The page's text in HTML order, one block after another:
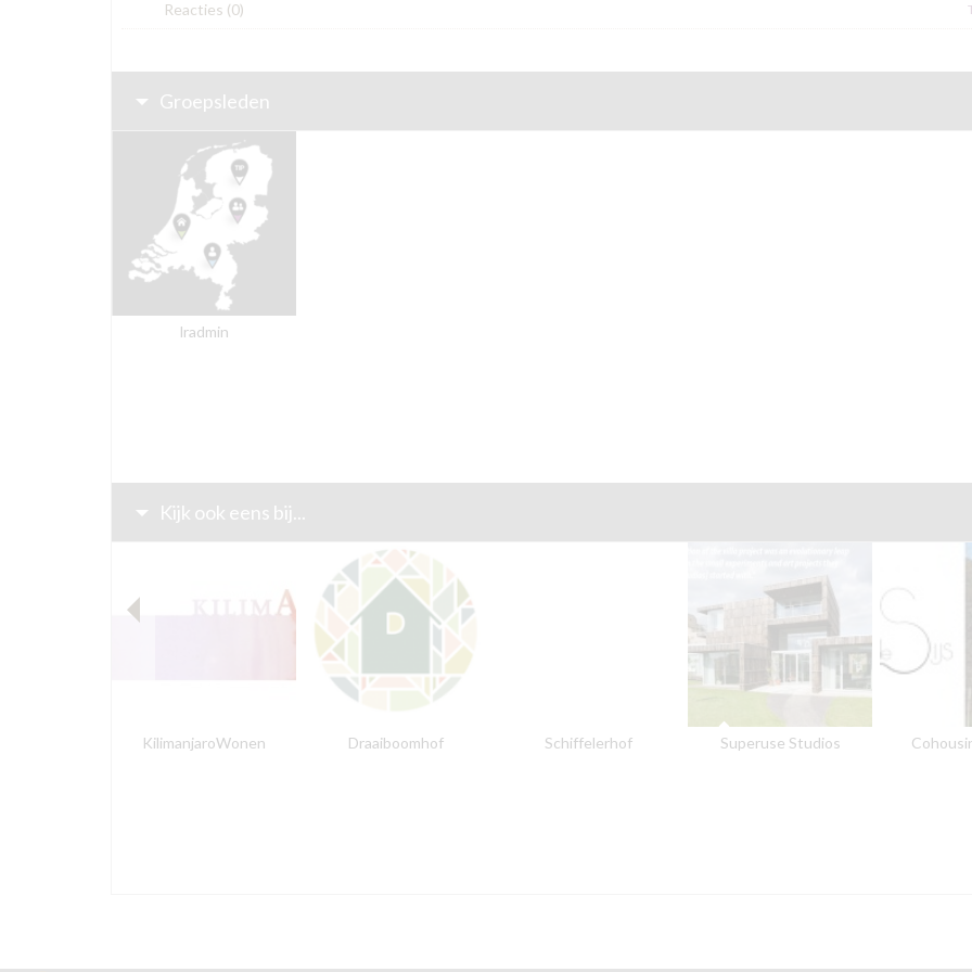
Reacties (0)
Groepsleden
lradmin
Kijk ook eens bij...
KilimanjaroWonen Draaiboomhof Schiffelerhof Superuse Studios